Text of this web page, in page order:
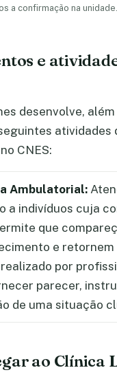
a confirmação na unidade.
e
desenvolve,
atividades
CNES:
Ambulatorial:
a indivíduos cuja
que
e retornem
por
parecer,
de uma situação
ao Clínica